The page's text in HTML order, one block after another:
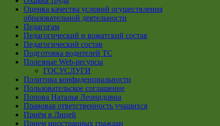
Оценка качества условий осуществления
образовательной деятельности
Педагогам
Педагогический и вожатский состав
Педагогический состав
Подготовка водителей ТС
Полезные Web-ресурсы
ГОСУСЛУГИ
Политика конфиденциальности
Пользовательское соглашение
Попова Наталья Леонидовна
Правовая ответственность учащихся
Приём в Лицей
Прием иностранных граждан